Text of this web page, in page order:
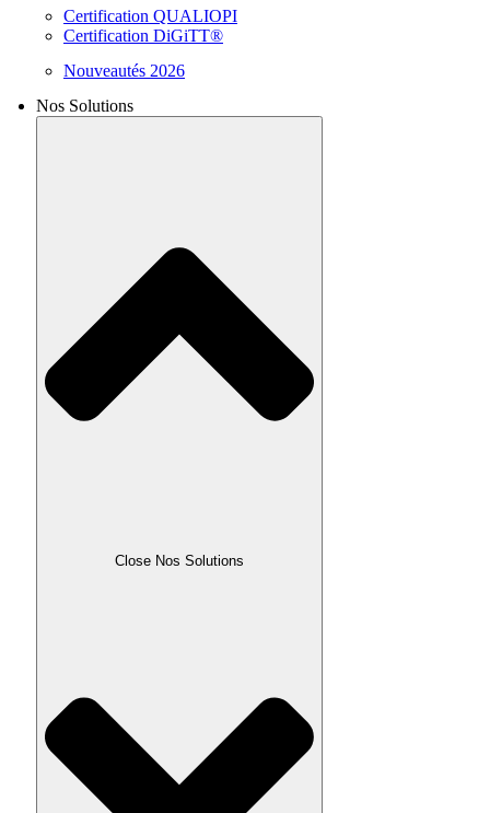
Certification QUALIOPI
Certification DiGiTT®
Nouveautés 2026
Nos Solutions
Close Nos Solutions